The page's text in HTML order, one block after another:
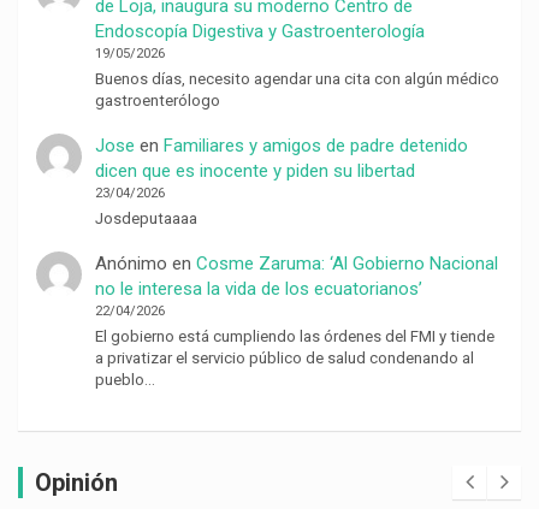
de Loja, inaugura su moderno Centro de
Endoscopía Digestiva y Gastroenterología
19/05/2026
Buenos días, necesito agendar una cita con algún médico
gastroenterólogo
Jose en Familiares y amigos de padre detenido
dicen que es inocente y piden su libertad
23/04/2026
Josdeputaaaa
Anónimo en Cosme Zaruma: ‘Al Gobierno Nacional
no le interesa la vida de los ecuatorianos’
22/04/2026
El gobierno está cumpliendo las órdenes del FMI y tiende
a privatizar el servicio público de salud condenando al
pueblo…
Opinión